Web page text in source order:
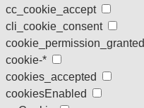
cc_cookie_accept
cli_cookie_consent
cookie_permission_granted
cookie-*
cookies_accepted
cookiesEnabled